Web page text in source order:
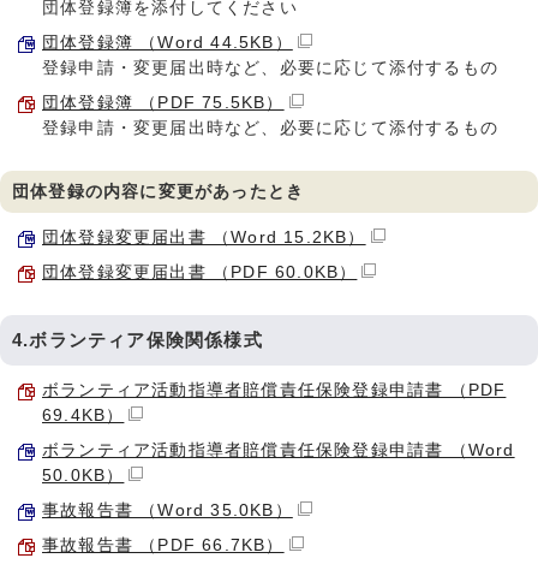
団体登録簿を添付してください
団体登録簿 （Word 44.5KB）
登録申請・変更届出時など、必要に応じて添付するもの
団体登録簿 （PDF 75.5KB）
登録申請・変更届出時など、必要に応じて添付するもの
団体登録の内容に変更があったとき
団体登録変更届出書 （Word 15.2KB）
団体登録変更届出書 （PDF 60.0KB）
4.ボランティア保険関係様式
ボランティア活動指導者賠償責任保険登録申請書 （PDF
69.4KB）
ボランティア活動指導者賠償責任保険登録申請書 （Word
50.0KB）
事故報告書 （Word 35.0KB）
事故報告書 （PDF 66.7KB）